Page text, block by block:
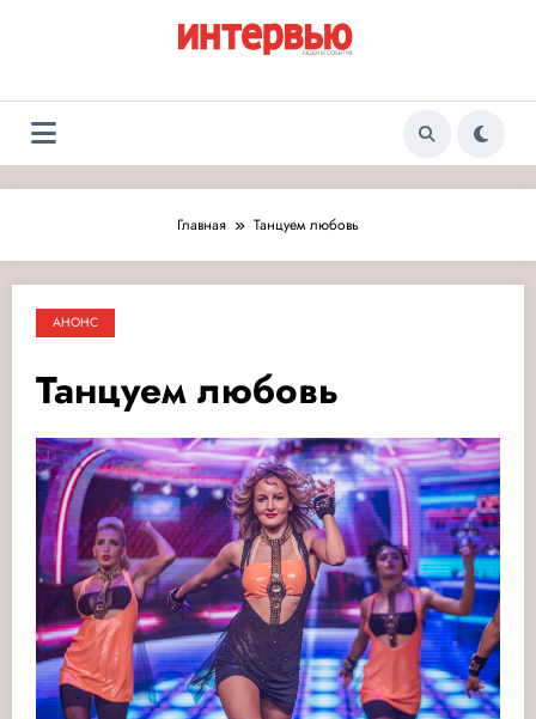
Журнал «Интервью:
Люди и события»
Люди и события
Главная Танцуем любовь
АНОНС
Танцуем любовь